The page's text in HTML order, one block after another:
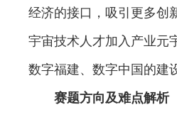
经济的接口，吸引更多创
宇宙技术人才加入产业元
数字福建、数字中国的建
赛题方向及难点解析